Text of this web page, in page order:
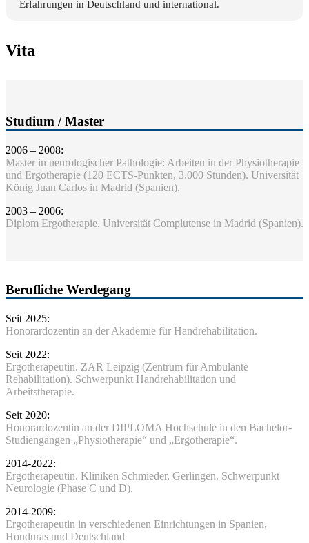
Erfahrungen in Deutschland und international.
Vita
Studium / Master
2006 – 2008:
Master in neurologischer Pathologie: Arbeiten in der Physiotherapie
und Ergotherapie (120 ECTS-Punkten, 3.000 Stunden). Universität
König Juan Carlos in Madrid (Spanien).
2003 – 2006:
Diplom Ergotherapie. Universität Complutense in Madrid (Spanien).
Berufliche Werdegang
Seit 2025:
Honorardozentin an der Akademie für Handrehabilitation.
Seit 2022:
Ergotherapeutin. ZAR Leipzig (Zentrum für Ambulante
Rehabilitation). Schwerpunkt Handrehabilitation und
Arbeitstherapie.
Seit 2020:
Honorardozentin an der DIPLOMA Hochschule in den Bachelor-
Studiengängen „Physiotherapie“ und „Ergotherapie“.
2014-2022:
Ergotherapeutin. Kliniken Schmieder, Gerlingen. Schwerpunkt
Neurologie (Phase C und D).
2014-2009:
Ergotherapeutin in verschiedenen Einrichtungen in Spanien,
Honduras und Deutschland